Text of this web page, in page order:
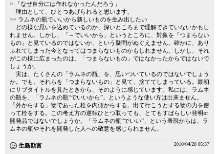
> 「なぜ自分には作れなかったんだろう」
理由として、ひとつあげられると思います。
>> ラムネの瓶でいいから新しいものを生み出したい
どの様な思いを込めているのか、深いところまで理解できていないかもし
れません。しかし、「～でいいから」というところに、対象を「つまらない
もの」と見ているのではないか、という疑問がぬぐえません。確かに、あり
ふれてしまった今となってはつまらないものかもしれません。しかし、それ
がこの様に広まったのは、「つまらないもの」ではなかったからではないで
しょうか。
実は、たくさんの「ラムネの瓶」を、思いついているのではないでしょう
か。でも、それらを「つまらないもの」と見て、捨ててしまっている。最初
にサブタイトルを見たときから、そのように感じています。私には、ラムネ
の瓶を、「ラムネの瓶“でいいから”」というような使い方は出来ません。
「外からする」物であった栓を内側からする。出て行こうとする物の力を使
って栓をする。この考え方の逆転ひとつ取っても、とてもすばらしい発明or
開発品ではないでしょうか。「ラムネの瓶“でいい”」という表現からは、ラ
ムネの瓶やそれを開発した人への敬意を感じられません。
生島勘富 2010/04/28 05:37